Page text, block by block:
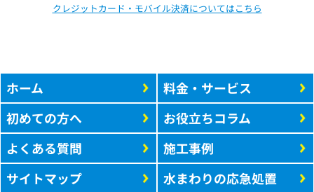
クレジットカード・モバイル決済についてはこちら
ホーム
初めての方へ
よくある質問
サイトマップ
料金・サービス
お役立ちコラム
施工事例
水まわりの応急処置